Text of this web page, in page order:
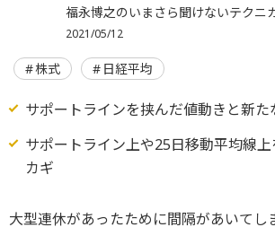
福永博之のいまさら聞けないテクニ
2021/05/12
株式 日経平均
サポートラインを挟んだ値動きと新た
サポートライン上や25日移動平均線
カギ
大型連休があったために間隔があいてし